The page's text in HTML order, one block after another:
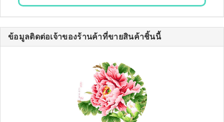
ข้อมูลติดต่อเจ้าของร้านค้าที่ขายสินค้าชิ้นนี้